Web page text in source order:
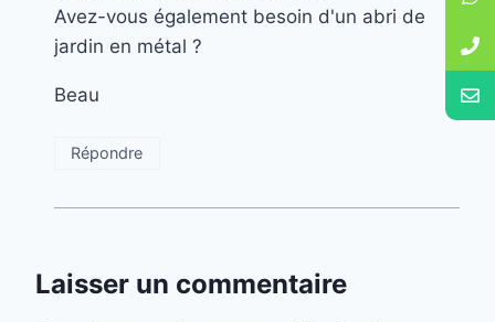
Avez-vous également besoin d'un abri de
jardin en métal ?
Beau
Répondre
Laisser un commentaire